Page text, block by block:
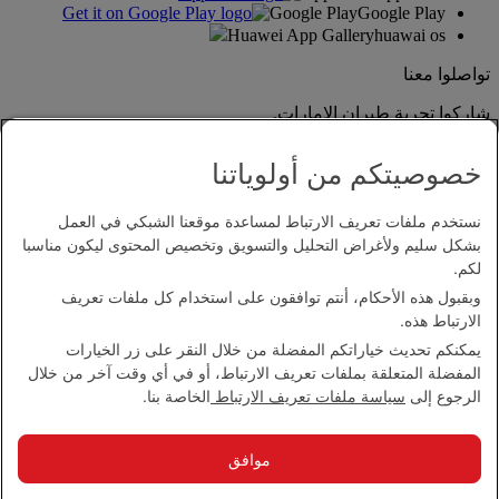
Google PlayGoogle Play
Huawei App Galleryhuawai os
تواصلوا معنا
شاركوا تجربة طيران الإمارات.
بيان إمكانية الدخول
اتصل بنا
سياسة الخصوصية
الشروط والأحكام
سياسة ملفات تعريف الارتباط
بيان الشفافية بموجب قانون مكافحة العبودية الحديثة
خصوصيتكم من أولوياتنا
نستخدم ملفات تعريف الارتباط لمساعدة موقعنا الشبكي في العمل
بشكل سليم ولأغراض التحليل والتسويق وتخصيص المحتوى ليكون مناسبا
لكم.
وبقبول هذه الأحكام، أنتم توافقون على استخدام كل ملفات تعريف
الارتباط هذه.
يمكنكم تحديث خياراتكم المفضلة من خلال النقر على زر الخيارات
المفضلة المتعلقة بملفات تعريف الارتباط، أو في أي وقت آخر من خلال
الرجوع إلى سياسة ملفات تعريف الارتباط الخاصة بنا.
موافق